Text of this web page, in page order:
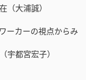
大浦誠）
ーカーの視点からみ
都宮宏子）